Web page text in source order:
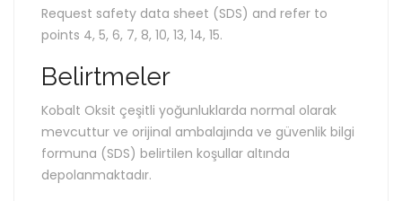
Request safety data sheet (SDS) and refer to
points 4, 5, 6, 7, 8, 10, 13, 14, 15.
Belirtmeler
Kobalt Oksit çeşitli yoğunluklarda normal olarak
mevcuttur ve orijinal ambalajında ve güvenlik bilgi
formuna (SDS) belirtilen koşullar altında
depolanmaktadır.